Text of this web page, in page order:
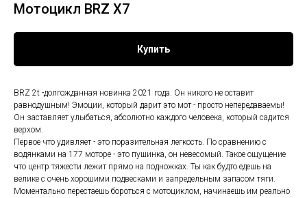
Мотоцикл BRZ X7
Купить
BRZ 2t -долгожданная новинка 2021 года. Он никого не оставит
равнодушным! Эмоции, который дарит это мот - просто непередаваемы!
Он заставляет улыбаться, абсолютно каждого человека, который садится
верхом.
Первое что удивляет - это поразительная легкость. По сравнению с
водянками на 177 моторе - это пушинка, он невесомый. Такое ощущение
что центр тяжести лежит прямо на подножках. Ты как будто едешь на
велике с очень хорошими подвесками и запредельным запасом тяги.
Моментально перестаешь бороться с мотоциклом, начинаешь им реально